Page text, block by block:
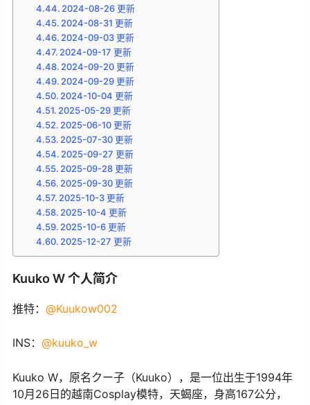
2024-08-26 更新
2024-08-31 更新
2024-09-03 更新
2024-09-17 更新
2024-09-20 更新
2024-09-29 更新
2024-10-04 更新
2025-05-29 更新
2025-06-10 更新
2025-07-30 更新
2025-09-27 更新
2025-09-28 更新
2025-09-30 更新
2025-10-3 更新
2025-10-4 更新
2025-10-6 更新
2025-12-27 更新
Kuuko W 个人简介
推特： @Kuukow002
INS： @kuuko_w
Kuuko W，原名クー子（Kuuko），是一位出生于1994年
10月26日的越南Cosplay模特，天蝎座，身高167公分，